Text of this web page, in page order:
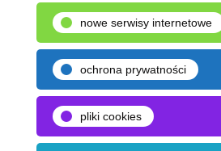
nowe serwisy internetowe
ochrona prywatności
pliki cookies